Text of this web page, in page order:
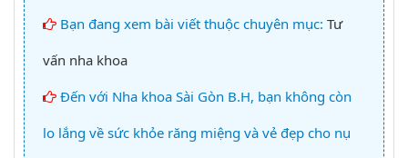
Bạn đang xem bài viết thuộc chuyên mục: Tư
vấn nha khoa
Đến với Nha khoa Sài Gòn B.H, bạn không còn
lo lắng về sức khỏe răng miệng và vẻ đẹp cho nụ